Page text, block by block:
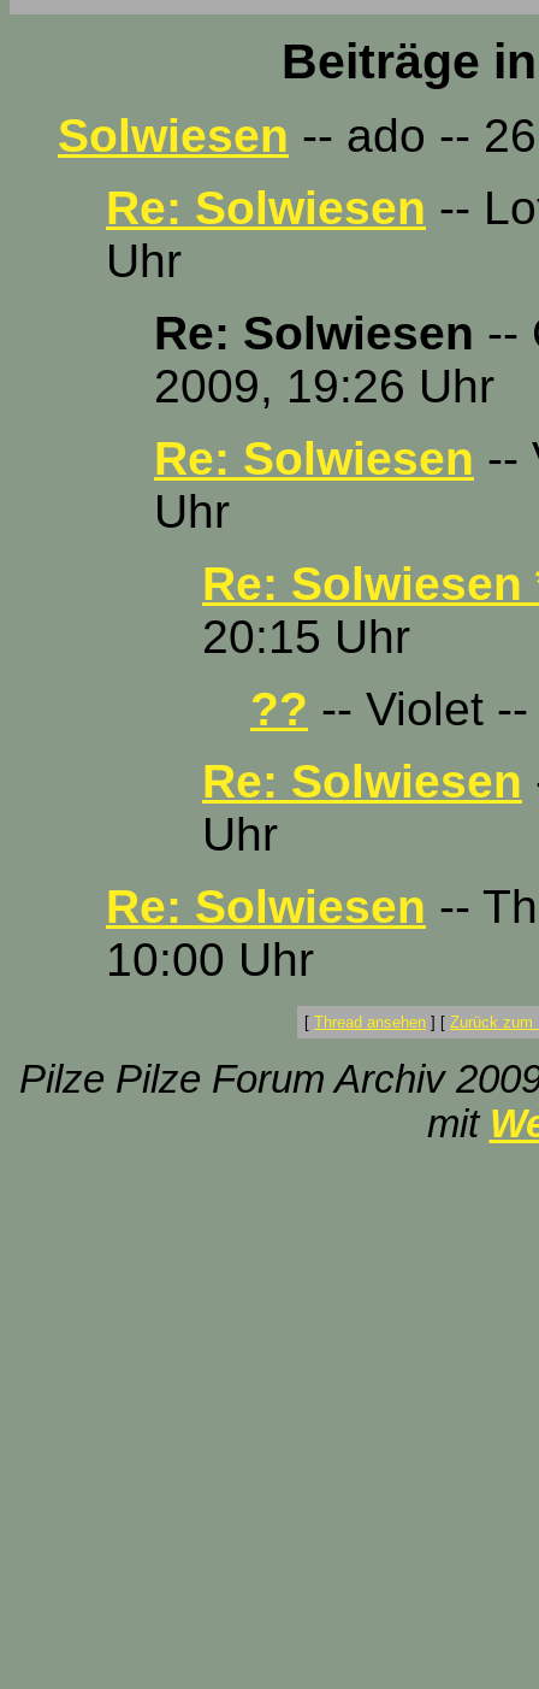
Beiträge
Solwiesen -- ado --
Re: Solwiesen --
Uhr
Re: Solwiesen --
2009, 19:26 Uhr
Re: Solwiesen --
Uhr
Re: Solwiesen
20:15 Uhr
?? -- Violet
Re: Solwiesen
Uhr
Re: Solwiesen --
10:00 Uhr
[ Thread ansehen ] [ Zurück zum
Pilze Pilze Forum Archiv
mit